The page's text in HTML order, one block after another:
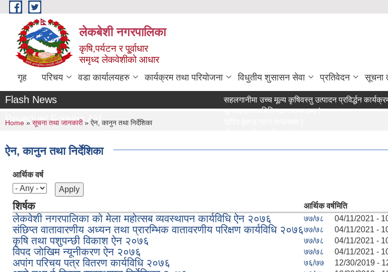
Skip to main content
लेकबेशी नगरपालिका
कृषि,पर्यटन र पू्र्वाधार
समृध्द लेकवेशीको आधार
गृह परिचय वडा कार्यालयहरु कार्यक्रम तथा परियोजना विधुतीय शुसासन सेवा प्रतिवेदन सूचना
Flash News
सहलगानीमा उच्च मूल्य कृषिवस्तु उत्पादन प्रविर्द्धन
मूल्याङ्कन समिति गठन सम्बन्धमा |
Revenue/ Foreign Aid
You are here
Home » सूचना तथा जानकारी» ऐन, कानुन तथा निर्देशिका
ऐन, कानुन तथा निर्देशिका
आर्थिक वर्ष
शिर्षक आर्थिक वर्षमिति
लेकवेशी नगरपालिका को मेला महोत्सब व्यवस्थापन कार्यविधि ऐन २०७६ ७७/७८ 04/11/2021 -
संछिप्त वातावारणीय अध्यन तथा प्रारम्भिक वातावरणीय परिक्षण कार्यविधि २०७६७७/७८ 04/11/2021 -
कृषि तथा पशुपन्छी विकाश ऐन २०७६ ७७/७८ 04/11/2021 -
विपद जाेखिम न्यूनीकरण ऐन २०७६ ७७/७८ 04/11/2021 -
अपांग परिचय पत्र वितरण कार्यविधि २०७६ ७६/७७ 12/30/2019 -